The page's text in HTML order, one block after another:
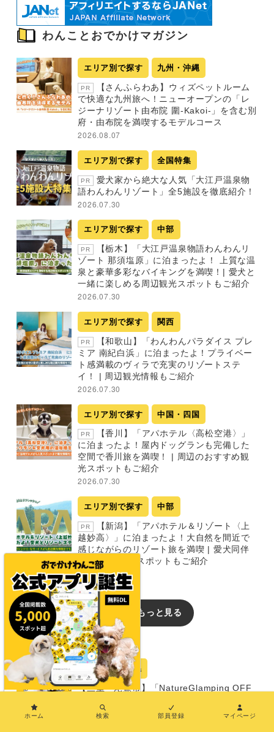
わんことおでかけマガジン
エリア別で探す 九州・沖縄
PR
【さんふらわあ】ウィズペットルーム
で快適な九州旅へ！ニューオープンの「レ
ジーナリゾート由布院 圍-Kakoi-」を含む別
府・由布院を満喫するモデルコース
2026.08.07
エリア別で探す 全国特集
PR
愛犬家から絶大な人気「大江戸温泉物
語わんわんリゾート」全5施設を徹底紹介！
2026.07.30
エリア別で探す 中部
PR
【栃木】「大江戸温泉物語わんわんリ
ゾート 那須塩原」に泊まったよ！ 上質な温
泉と豪華多彩なバイキングを満喫！| 愛犬と
一緒に楽しめる周辺観光スポットもご紹介
2026.07.30
エリア別で探す 関西
PR
【和歌山】「わんわんパラダイス プレ
ミア 南紀白浜」に泊まったよ！プライベー
ト感満載のヴィラで充実のリゾートステ
イ！ | 周辺観光情報もご紹介
2026.07.30
エリア別で探す 中国・四国
PR
【香川】「アパホテル〈高松空港〉」
に泊まったよ！屋内ドッグランも完備した
空間で香川旅を満喫！ | 周辺のおすすめ観
光スポットもご紹介
2026.07.30
エリア別で探す 中部
PR
【新潟】「アパホテル＆リゾート〈上
越妙高〉」に泊まったよ！大自然を間近で
感じながらのリゾート旅を満喫 | 愛犬同伴
OKの周辺観光スポットもご紹介
2026.07.30
新着記事をもっと見る
おでかけレポート
宿 三重県
【三重・尾鷲市】「NatureGlamping OFF
グランピング
ホーム 検索 部員登録 マイページ